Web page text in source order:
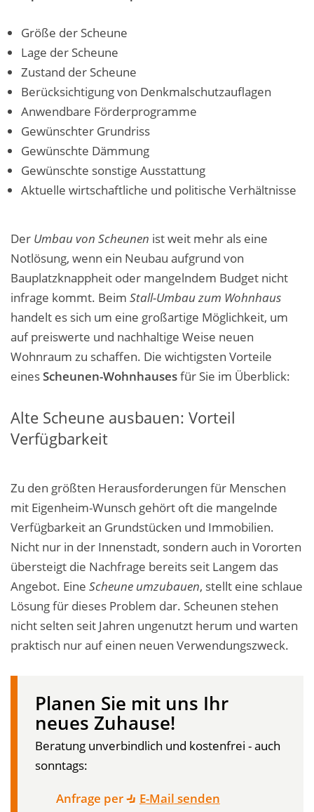
Größe der Scheune
Lage der Scheune
Zustand der Scheune
Berücksichtigung von Denkmalschutzauflagen
Anwendbare Förderprogramme
Gewünschter Grundriss
Gewünschte Dämmung
Gewünschte sonstige Ausstattung
Aktuelle wirtschaftliche und politische Verhältnisse
Der Umbau von Scheunen ist weit mehr als eine
Notlösung, wenn ein Neubau aufgrund von
Bauplatzknappheit oder mangelndem Budget nicht
infrage kommt. Beim Stall-Umbau zum Wohnhaus
handelt es sich um eine großartige Möglichkeit, um
auf preiswerte und nachhaltige Weise neuen
Wohnraum zu schaffen. Die wichtigsten Vorteile
einesScheunen-Wohnhausesfür Sie im Überblick:
Alte Scheune ausbauen: Vorteil
Verfügbarkeit
Zu den größten Herausforderungen für Menschen
mit Eigenheim-Wunsch gehört oft die mangelnde
Verfügbarkeit an Grundstücken und Immobilien.
Nicht nur in der Innenstadt, sondern auch in Vororten
übersteigt die Nachfrage bereits seit Langem das
Angebot. Eine Scheune umzubauen, stellt eine schlaue
Lösung für dieses Problem dar. Scheunen stehen
nicht selten seit Jahren ungenutzt herum und warten
praktisch nur auf einen neuen Verwendungszweck.
Planen Sie mit uns Ihr
neues Zuhause!
Beratung unverbindlich und kostenfrei - auch
sonntags:
Anfrage per E-Mail senden